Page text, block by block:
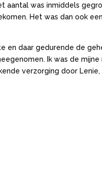
aantal was inmiddels
Het was dan ook
en daar gedurende de
Ik was de mijne
verzorging door Lenie,